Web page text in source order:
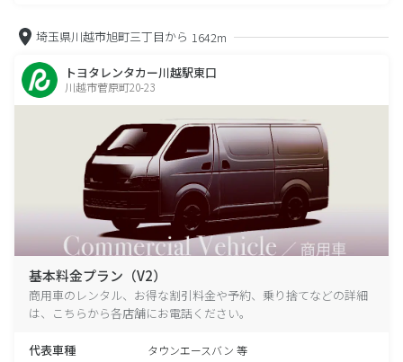
埼玉県川越市旭町三丁目から 1642m
トヨタレンタカー川越駅東口
川越市菅原町20-23
基本料金プラン（V2）
商用車のレンタル、お得な割引料金や予約、乗り捨てなどの詳細
は、こちらから各店舗にお電話ください。
代表車種 タウンエースバン 等